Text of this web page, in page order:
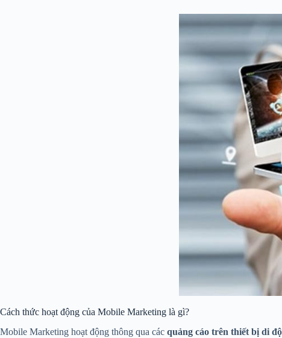
Cách thức hoạt động của Mobile Marketing là gì?
Mobile Marketing hoạt động thông qua các quảng cáo trên thiết bị di